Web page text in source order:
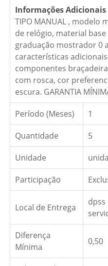
Informações Adicionais
TIPO MANUAL ,
de relógio, material
graduação mostrador 0
características
componentes
com rosca, cor
escura. GARANTIA
Período (Meses) 1
Quantidade 5
Unidade
Participação
Local de Entrega
dpss
Diferença
Mínima
0,50